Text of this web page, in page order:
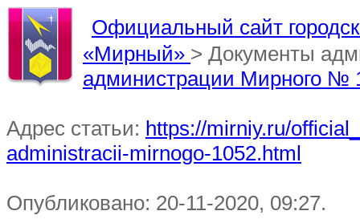
Официальный сайт
«Мирный» > Документы
администрации Мирного №
Адрес статьи: https://mirniy.ru/
administracii-mirnogo-1052.html
Опубликовано: 20-11-2020, 09:27.